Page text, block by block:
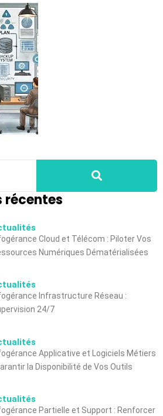
Cloud et Télécom : Piloter Vos
Numériques Dématérialisées
Infrastructure Réseau :
24/7
Applicative et Logiciels Métiers
la Disponibilité de Vos Outils
Partielle et Support : Renforcer